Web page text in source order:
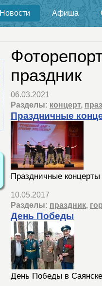
Новости Афиша
праздник
06.03.2021
Разделы: концерт,
Праздничные
Праздничные концерты
10.05.2017
Разделы: праздник,
День Победы
День Победы в Саянске